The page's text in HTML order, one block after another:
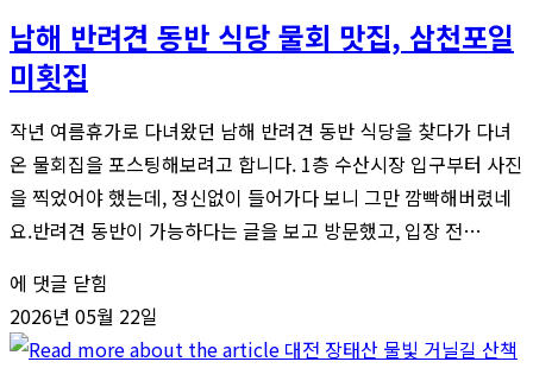
남해 반려견 동반 식당 물회 맛집, 삼천포일
미횟집
작년 여름휴가로 다녀왔던 남해 반려견 동반 식당을 찾다가 다녀
온 물회집을 포스팅해보려고 합니다. 1층 수산시장 입구부터 사진
을 찍었어야 했는데, 정신없이 들어가다 보니 그만 깜빡해버렸네
요.반려견 동반이 가능하다는 글을 보고 방문했고, 입장 전…
남
해
반
에 댓글 닫힘
2026년 05월 22일